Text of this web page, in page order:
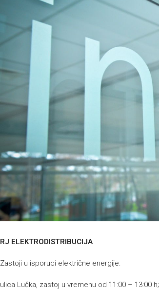
RJ ELEKTRODISTRIBUCIJA
Zastoji u isporuci električne energije:
ulica Lučka, zastoj u vremenu od 11:00 – 13:00 h;